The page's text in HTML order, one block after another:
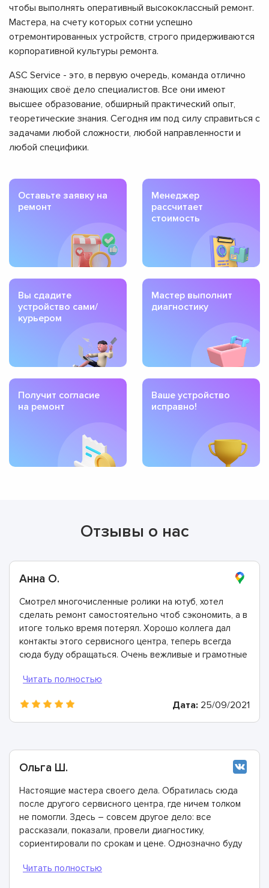
чтобы выполнять оперативный высококлассный ремонт.
Мастера, на счету которых сотни успешно
отремонтированных устройств, строго придерживаются
корпоративной культуры ремонта.
ASC Service - это, в первую очередь, команда отлично
знающих своё дело специалистов. Все они имеют
высшее образование, обширный практический опыт,
теоретические знания. Сегодня им под силу справиться с
задачами любой сложности, любой направленности и
любой специфики.
Оставьте заявку на
ремонт
Менеджер
рассчитает
стоимость
Вы сдадите
устройство сами/
курьером
Мастер выполнит
диагностику
Получит согласие
на ремонт
Ваше устройство
исправно!
Отзывы о нас
Анна О.
Смотрел многочисленные ролики на ютуб, хотел
сделать ремонт самостоятельно чтоб сэкономить, а в
итоге только время потерял. Хорошо коллега дал
контакты этого сервисного центра, теперь всегда
сюда буду обращаться. Очень вежливые и грамотные
гарантию.
Дата: 25/09/2021
Ольга Ш.
Настоящие мастера своего дела. Обратилась сюда
после другого сервисного центра, где ничем толком
не помогли. Здесь – совсем другое дело: все
рассказали, показали, провели диагностику,
сориентировали по срокам и цене. Однозначно буду